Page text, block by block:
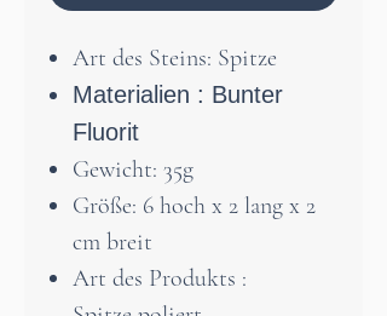
Art des Steins: Spitze
Materialien : Bunter
Fluorit
Gewicht: 35g
Größe: 6 hoch x 2 lang x 2
cm breit
Art des Produkts :